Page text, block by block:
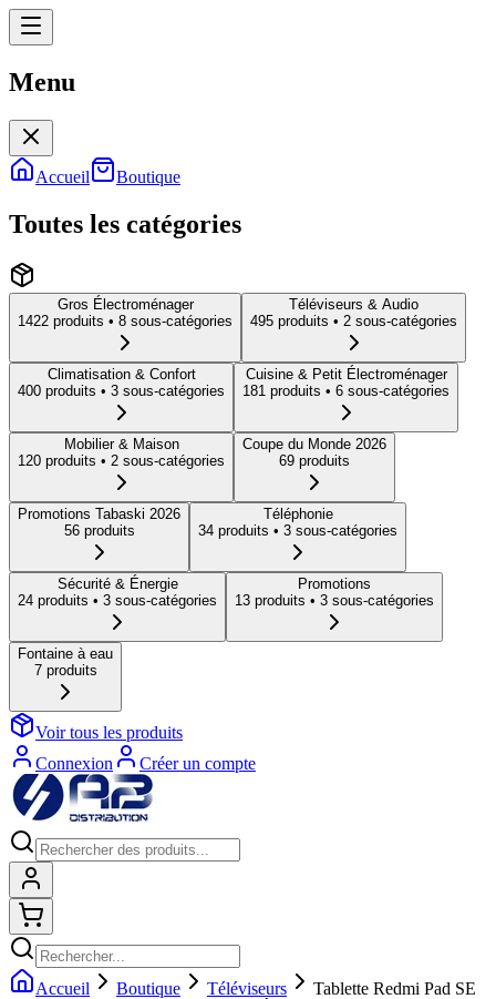
Menu
Accueil Boutique
Toutes les catégories
Gros Électroménager
1422 produits • 8 sous-catégories
Téléviseurs & Audio
495 produits • 2 sous-catégories
Climatisation & Confort
400 produits • 3 sous-catégories
Cuisine & Petit Électroménager
181 produits • 6 sous-catégories
Mobilier & Maison
120 produits • 2 sous-catégories
Coupe du Monde 2026
69 produits
Promotions Tabaski 2026
56produits
Téléphonie
34 produits • 3 sous-catégories
Sécurité & Énergie
24 produits • 3 sous-catégories
Promotions
13 produits • 3 sous-catégories
Fontaine à eau
7produits
Voir tous les produits
Connexion
Créer un compte
Accueil Boutique Téléviseurs
Tablette Redmi Pad SE